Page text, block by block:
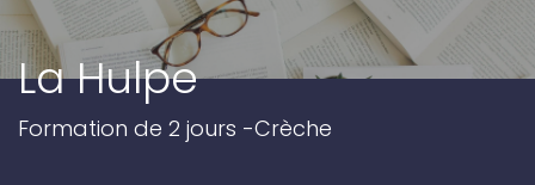
La Hulpe
Formation de 2 jours -Crèche